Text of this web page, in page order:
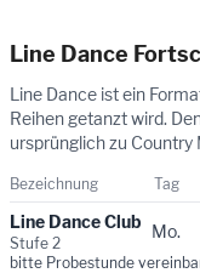
Line Dance
Line Dance ist ein
Reihen getanzt wird.
ursprünglich zu Country
Bezeichnung Tag
Line Dance Club
Stufe 2
Mo.
bitte Probestunde